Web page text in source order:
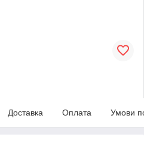
Доставка Оплата Умови